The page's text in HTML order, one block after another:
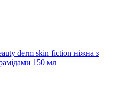
derm skin fiction ніжна з
150 мл